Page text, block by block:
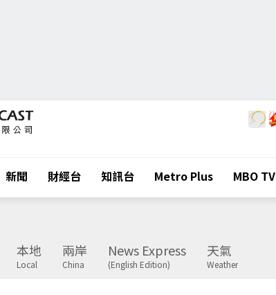
新聞 財經台 知訊台 Metro Plus MBO TV
本地
Local
兩岸
China
News Express
(English Edition)
天氣
Weather